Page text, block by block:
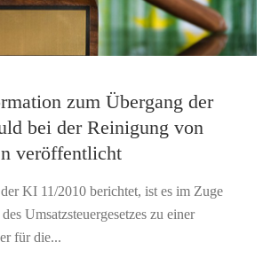
zum Übergang der
bei der Reinigung von
veröffentlicht
KI 11/2010 berichtet, ist es im Zuge
Umsatzsteuergesetzes zu einer
für die...